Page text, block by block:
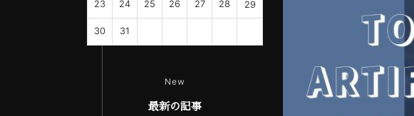
23 24 25 26 27 28 29
30 31
New
最新の記事